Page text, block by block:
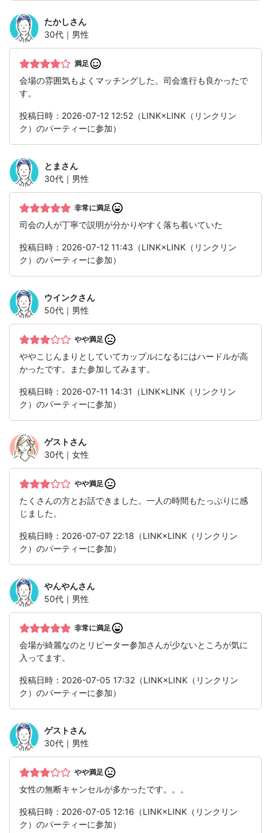
たかしさん
30代｜男性
満足
会場の雰囲気もよくマッチングした。司会進行も良かったで
す。
投稿日時：2026-07-12 12:52（LINK×LINK（リンクリン
ク）のパーティーに参加）
とま さん
30代｜男性
非常に満足
司会の人が丁寧で説明が分かりやすく落ち着いていた
投稿日時：2026-07-12 11:43（LINK×LINK（リンクリン
ク）のパーティーに参加）
ウインクさん
50代｜男性
やや満足
ややこじんまりとしていてカップルになるにはハードルが高
かったです。また参加してみます。
投稿日時：2026-07-11 14:31（LINK×LINK（リンクリン
ク）のパーティーに参加）
ゲストさん
30代｜女性
やや満足
たくさんの方とお話できました。一人の時間もたっぷりに感
じました。
投稿日時：2026-07-07 22:18（LINK×LINK（リンクリン
ク）のパーティーに参加）
やんやんさん
50代｜男性
非常に満足
会場が綺麗なのとリピーター参加さんが少ないところが気に
入ってます。
投稿日時：2026-07-05 17:32（LINK×LINK（リンクリン
ク）のパーティーに参加）
ゲストさん
30代｜男性
やや満足
女性の無断キャンセルが多かったです。。。
投稿日時：2026-07-05 12:16（LINK×LINK（リンクリン
ク）のパーティーに参加）